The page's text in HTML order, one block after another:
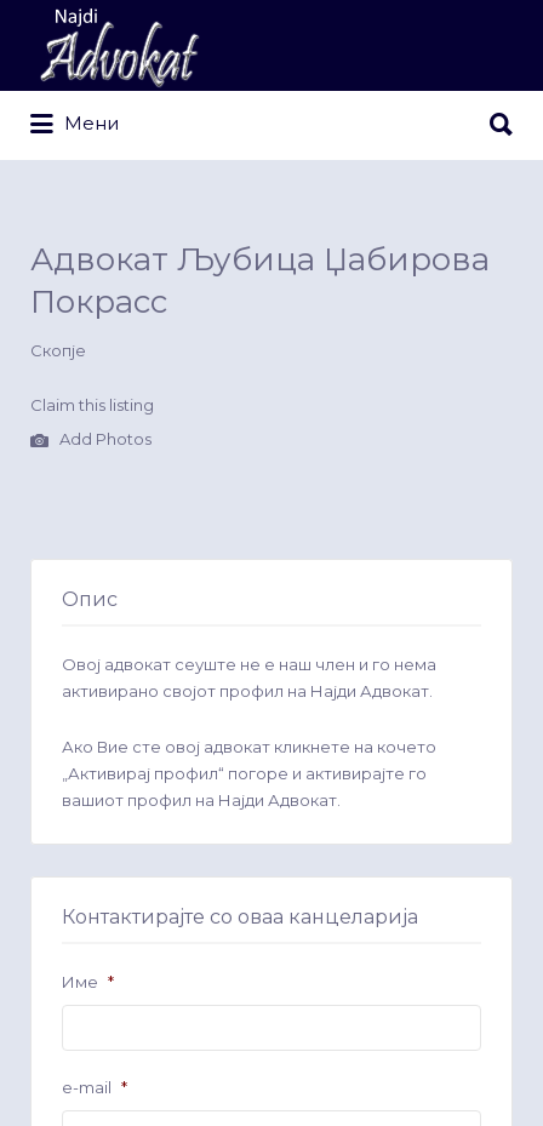
Search
for:
Мени
for:
Адвокат Љубица Џабирова
Покрасс
Скопје
Claim this listing
Add Photos
Опис
Овој адвокат сеуште не е наш член и го нема
активирано својот профил на Најди Адвокат.
Ако Вие сте овој адвокат кликнете на кочето
„Активирај профил“ погоре и активирајте го
вашиот профил на Најди Адвокат.
Контактирајте со оваа канцеларија
Име *
e-mail *